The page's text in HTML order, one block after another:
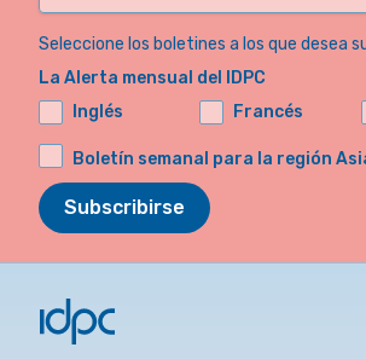
Seleccione los boletines a los que desea
La Alerta mensual del IDPC
Inglés
Francés
Boletín semanal para la región
Subscribirse